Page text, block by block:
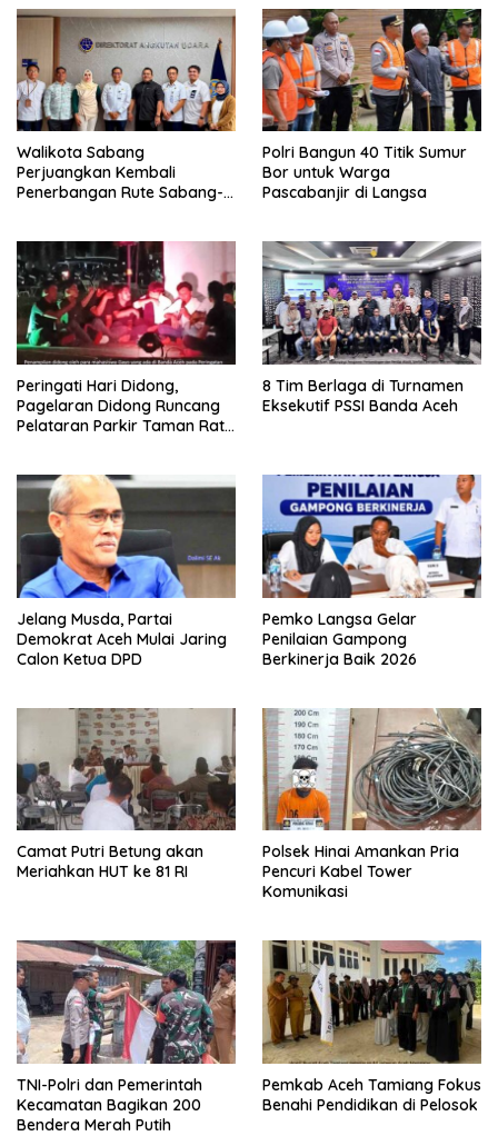
Walikota Sabang
Perjuangkan Kembali
Penerbangan Rute Sabang-
Polri Bangun 40 Titik Sumur
Bor untuk Warga
Pascabanjir di Langsa
Peringati Hari Didong,
Pagelaran Didong Runcang
Pelataran Parkir Taman Ratu
8 Tim Berlaga di Turnamen
Eksekutif PSSI Banda Aceh
Jelang Musda, Partai
Demokrat Aceh Mulai Jaring
Calon Ketua DPD
Pemko Langsa Gelar
Penilaian Gampong
Berkinerja Baik 2026
Camat Putri Betung akan
Meriahkan HUT ke 81 RI
Polsek Hinai Amankan Pria
Pencuri Kabel Tower
Komunikasi
TNI-Polri dan Pemerintah
Kecamatan Bagikan 200
Bendera Merah Putih
Pemkab Aceh Tamiang Fokus
Benahi Pendidikan di Pelosok